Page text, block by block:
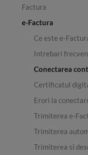
Factura
e-Factura
Ce este e-
Intrebari
Conectarea
Certificatul
Erori la
Trimiterea e-
Trimiterea
Trimiterea si